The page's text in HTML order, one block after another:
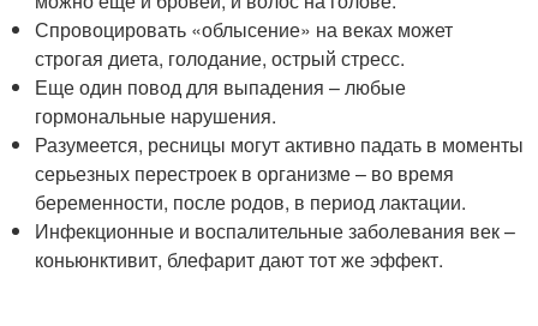
Спровоцировать «облысение» на веках может
строгая диета, голодание, острый стресс.
Еще один повод для выпадения – любые
гормональные нарушения.
Разумеется, ресницы могут активно падать в моменты
серьезных перестроек в организме – во время
беременности, после родов, в период лактации.
Инфекционные и воспалительные заболевания век –
коньюнктивит, блефарит дают тот же эффект.